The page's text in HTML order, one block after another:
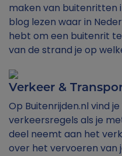
maken van buitenritten
blog lezen waar in
hebt om een buitenrit
van de strand je op
Verkeer &
Op Buitenrijden.nl vind
verkeersregels als je
deel neemt aan het
over het vervoeren van